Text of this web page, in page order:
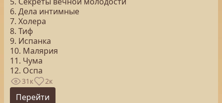
6. Дела интимные
7. Холера
8. Тиф
9. Испанка
10. Малярия
11. Чума
12. Оспа
31к 2к
Перейти